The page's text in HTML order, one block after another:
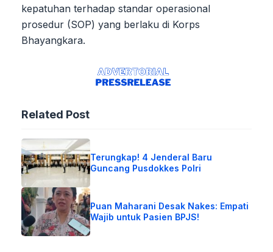
kepatuhan terhadap standar operasional
prosedur (SOP) yang berlaku di Korps
Bhayangkara.
Related Post
Terungkap! 4 Jenderal Baru
Guncang Pusdokkes Polri
Puan Maharani Desak Nakes: Empati
Wajib untuk Pasien BPJS!